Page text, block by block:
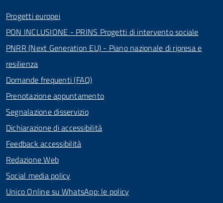
Progetti europei
PON INCLUSIONE - PRINS Progetti di intervento sociale
PNRR (Next Generation EU) - Piano nazionale di ripresa e
resilienza
Domande frequenti (FAQ)
Prenotazione appuntamento
Segnalazione disservizio
Dichiarazione di accessibilità
Feedback accessibilità
Redazione Web
Social media policy
Unico Online su WhatsApp: le policy